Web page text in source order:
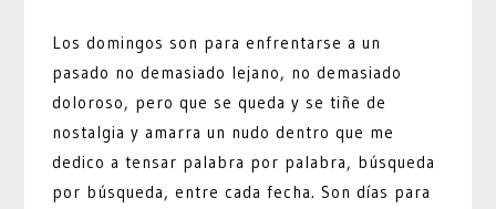
Los domingos son para enfrentarse a un
pasado no demasiado lejano, no demasiado
doloroso, pero que se queda y se tiñe de
nostalgia y amarra un nudo dentro que me
dedico a tensar palabra por palabra, búsqueda
por búsqueda, entre cada fecha. Son días para